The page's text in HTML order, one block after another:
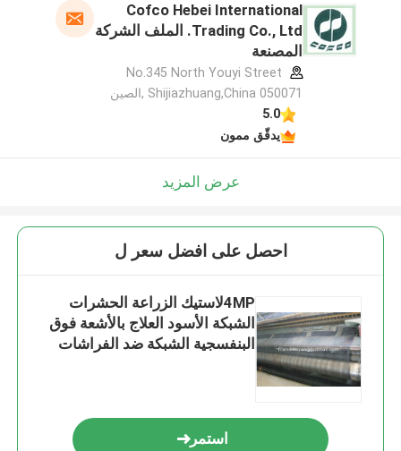
Cofco Hebei International
Trading Co., Ltd. الملف الشركة
المصنعة
No.345 North Youyi Street
Shijiazhuang,China 050071 ,الصين
5.0
يدقّق ممون
عرض المزيد
احصل على افضل سعر ل
4MPلاستيك الزراعة الحشرات
الشبكة الأسود العلاج بالأشعة فوق
البنفسجية الشبكة ضد الفراشات
استمر